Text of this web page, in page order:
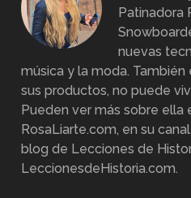
Patinadora
nuevas
música y la moda.
sus productos, no puede
Pueden ver más sobre ella
RosaLiarte.com, en su
blog de Lecciones de
LeccionesdeHistoria.com.